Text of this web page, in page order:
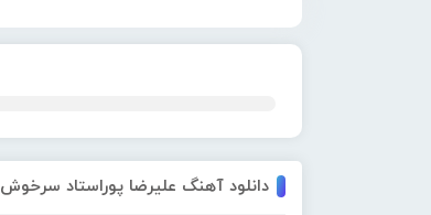
دانلود آهنگ علیرضا پوراستاد سرخوش